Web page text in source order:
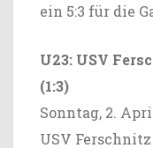
ein 5:3 für die
U23: USV
(1:3)
Sonntag, 2.
USV Ferschnitz